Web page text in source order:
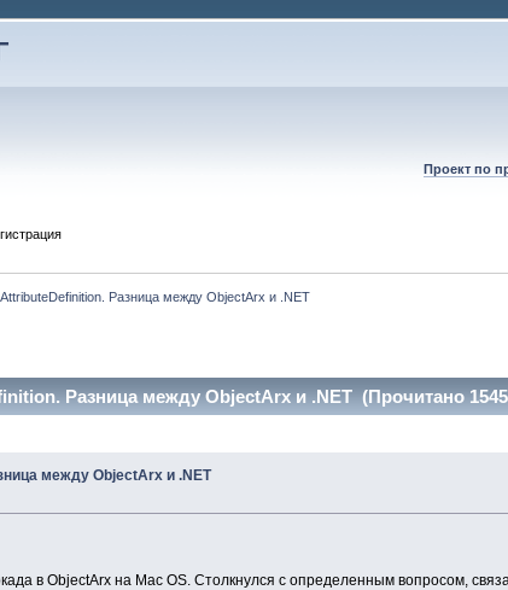
Проект по
Разница между ObjectArx и .NET
Разница между ObjectArx и .NET (Прочитано
между ObjectArx и .NET
в ObjectArx на Mac OS. Столкнулся с определенным вопросом,